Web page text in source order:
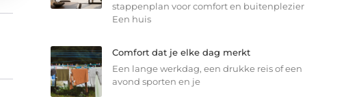
stappenplan voor comfort en buitenplezier
Een huis
Comfort dat je elke dag merkt
Een lange werkdag, een drukke reis of een
avond sporten en je